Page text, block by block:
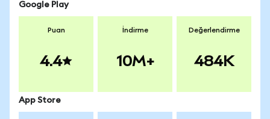
Google Play
Puan
4.4
İndirme
10M+
Değerlendirme
484K
App Store